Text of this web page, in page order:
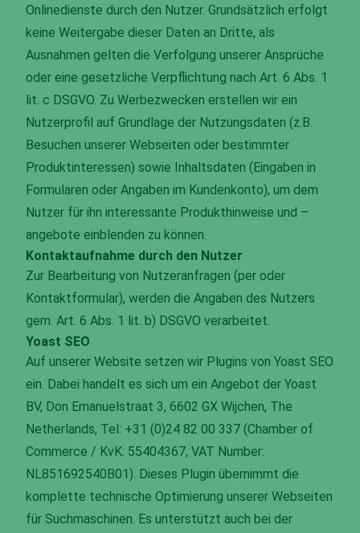
Onlinedienste durch den Nutzer. Grundsätzlich erfolgt
keine Weitergabe dieser Daten an Dritte, als
Ausnahmen gelten die Verfolgung unserer Ansprüche
oder eine gesetzliche Verpflichtung nach Art. 6 Abs. 1
lit. c DSGVO. Zu Werbezwecken erstellen wir ein
Nutzerprofil auf Grundlage der Nutzungsdaten (z.B.
Besuchen unserer Webseiten oder bestimmter
Produktinteressen) sowie Inhaltsdaten (Eingaben in
Formularen oder Angaben im Kundenkonto), um dem
Nutzer für ihn interessante Produkthinweise und –
angebote einblenden zu können.
Kontaktaufnahme durch den Nutzer
Zur Bearbeitung von Nutzeranfragen (per oder
Kontaktformular), werden die Angaben des Nutzers
gem. Art. 6 Abs. 1 lit. b) DSGVO verarbeitet.
Yoast SEO
Auf unserer Website setzen wir Plugins von Yoast SEO
ein. Dabei handelt es sich um ein Angebot der Yoast
BV, Don Emanuelstraat 3, 6602 GX Wijchen, The
Netherlands, Tel: +31 (0)24 82 00 337 (Chamber of
Commerce / KvK: 55404367, VAT Number:
NL851692540B01). Dieses Plugin übernimmt die
komplette technische Optimierung unserer Webseiten
für Suchma­schinen. Es unterstützt auch bei der